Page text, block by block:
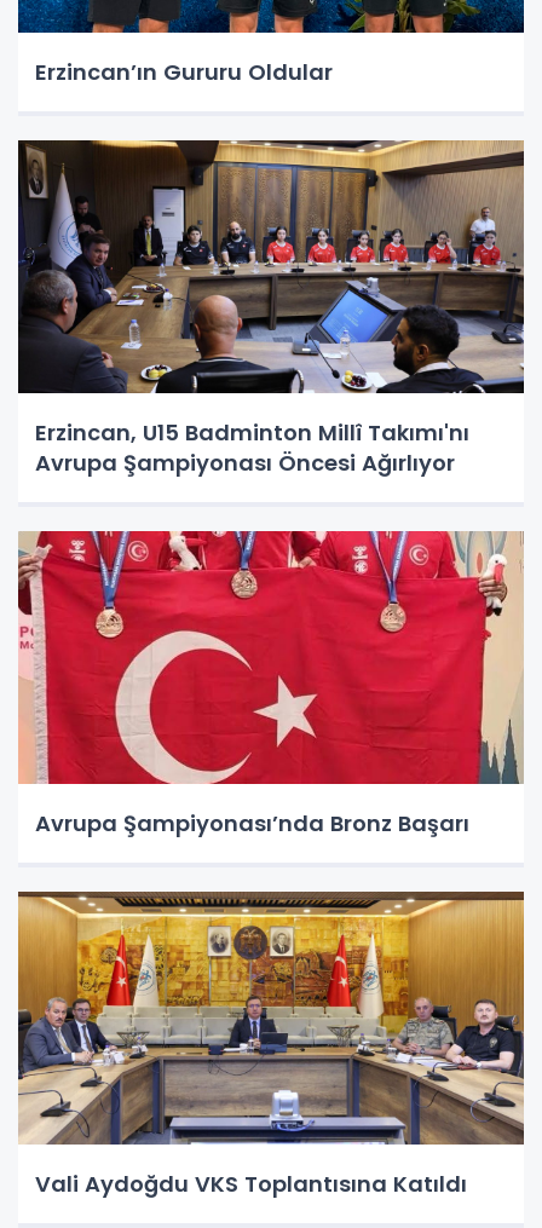
Erzincan’ın Gururu Oldular
Erzincan, U15 Badminton Millî Takımı'nı
Avrupa Şampiyonası Öncesi Ağırlıyor
Avrupa Şampiyonası’nda Bronz Başarı
Vali Aydoğdu VKS Toplantısına Katıldı